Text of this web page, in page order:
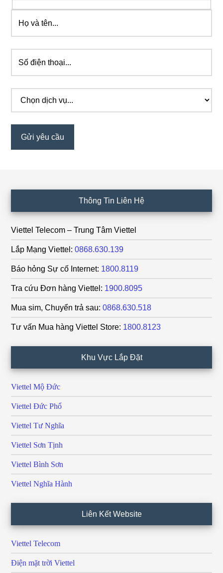
Thông Tin Liên Hệ
Viettel Telecom – Trung Tâm Viettel
Lắp Mạng Viettel: 0868.630.139
Báo hỏng Sự cố Internet: 1800.8119
Tra cứu Đơn hàng Viettel: 1900.8095
Mua sim, Chuyển trả sau: 0868.630.518
Tư vấn Mua hàng Viettel Store: 1800.8123
Khu Vực Lắp Đặt
Viettel Mộ Đức
Viettel Đức Phổ
Viettel Tư Nghĩa
Viettel Sơn Tịnh
Viettel Bình Sơn
Viettel Nghĩa Hành
Liên Kết Website
Viettel Telecom
Điện mặt trời Viettel